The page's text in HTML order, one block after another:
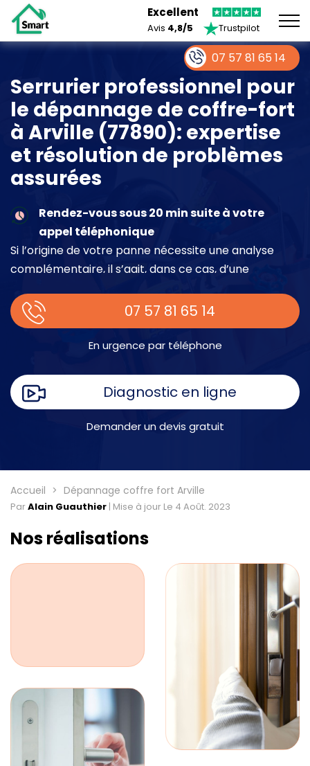
Excellent
Avis 4,8/5 Trustpilot
Serrurier professionnel pour
le dépannage de coffre-fort
à Arville (77890): expertise
et résolution de problèmes
assurées
Rendez-vous sous 20 min suite à votre
appel téléphonique
Si l’origine de votre panne nécessite une analyse
complémentaire, il s’agit, dans ce cas, d’une
place.
07 57 81 65 14
En urgence par téléphone
Diagnostic en ligne
Demander un devis gratuit
Accueil Dépannage coffre fort Arville
ParAlain Guauthier | Mise à jour Le 4 Août. 2023
Nos réalisations
07 57 81 65 14